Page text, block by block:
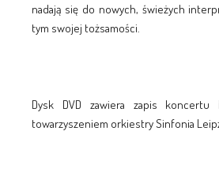
nadają się do nowych, świeżych
tym swojej tożsamości.
Dysk DVD zawiera zapis
towarzyszeniem orkiestry Sinfonia